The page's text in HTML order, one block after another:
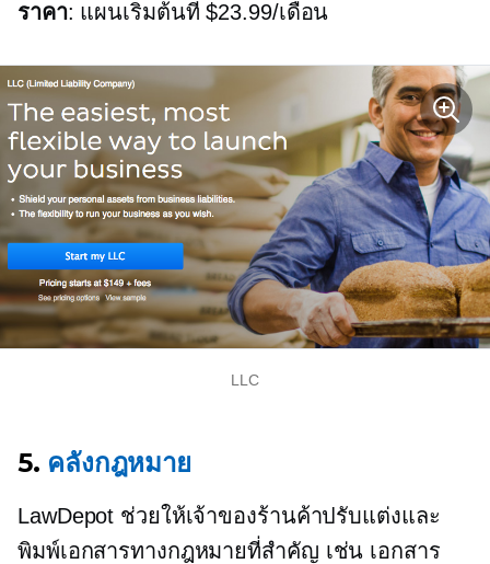
ราคา: แผนเริ่มต้นที่ $23.99/เดือน
LLC
5. คลังกฎหมาย
LawDepot ช่วยให้เจ้าของร้านค้าปรับแต่งและ
พิมพ์เอกสารทางกฎหมายที่สำคัญ เช่น เอกสาร